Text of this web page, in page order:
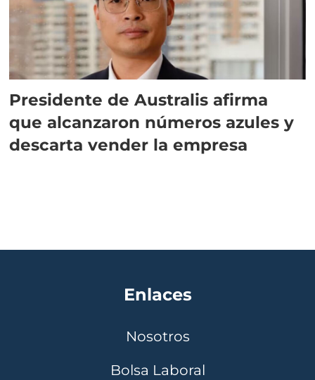
Presidente de Australis afirma
que alcanzaron números azules y
descarta vender la empresa
Enlaces
Nosotros
Bolsa Laboral